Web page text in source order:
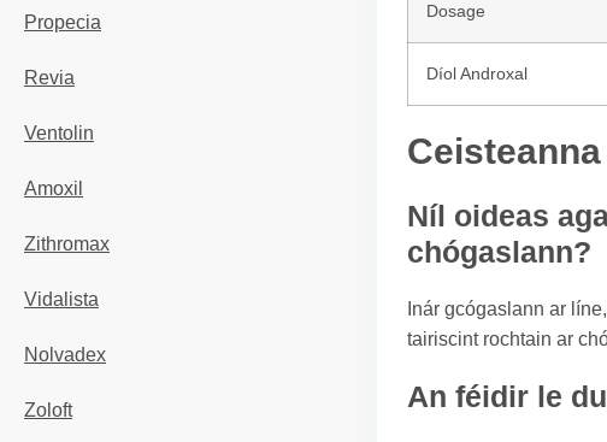
Propecia
Revia
Ventolin
Amoxil
Zithromax
Vidalista
Nolvadex
Zoloft
Dosage
Díol Androxal
Níl oideas
chógaslann?
Inár gcógaslann ar
tairiscint rochtain ar
An féidir le